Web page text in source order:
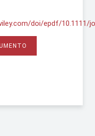
doi/epdf/10.1111/